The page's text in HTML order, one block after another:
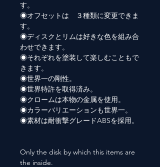
す。
◉オフセットは ３種類に変更できま
す。
◉ディスクとリムは好きな色を組み合
わせできます。
◉それぞれを塗装して楽しむこともで
きます。
◉世界一の剛性。
◉世界特許を取得済み。
◉クロームは本物の金属を使用。
◉カラーバリエーションも世界一。
◉素材は耐衝撃グレードABSを採用。
Only the disk by which this items are
the inside.